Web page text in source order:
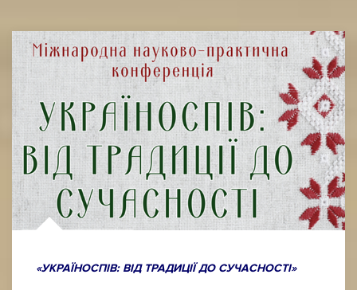
«УКРАЇНОСПІВ: ВІД ТРАДИЦІЇ ДО СУЧАСНОСТІ»